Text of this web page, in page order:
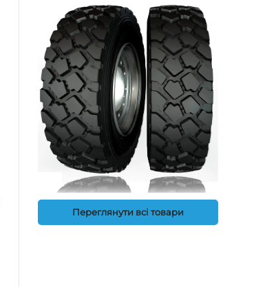
Переглянути всі товари